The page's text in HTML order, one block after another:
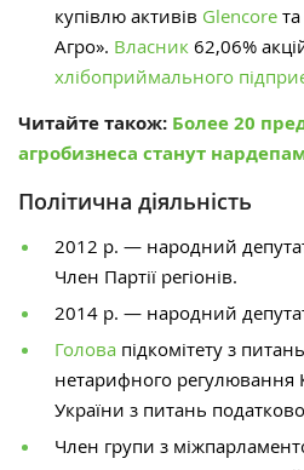
купівлю активів Glencore
Агро». Власник 62,06%
хлібоприймального
Читайте також: Более 20
агробизнеса станут
Політична діяльність
2012 р. — народний
Член Партії регіонів.
2014 р. — народний
Голова підкомітету з
нетарифного регулювання
України з питань
Член групи з